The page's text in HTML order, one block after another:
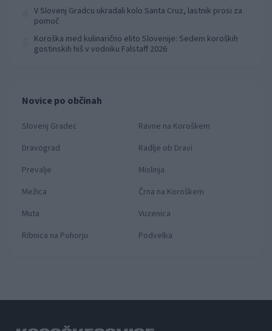
V Slovenj Gradcu ukradali kolo Santa Cruz, lastnik prosi za
pomoč
Koroška med kulinarično elito Slovenije: Sedem koroških
gostinskih hiš v vodniku Falstaff 2026
Novice po občinah
Slovenj Gradec
Ravne na Koroškem
Dravograd
Radlje ob Dravi
Prevalje
Mislinja
Mežica
Črna na Koroškem
Muta
Vuzenica
Ribnica na Pohorju
Podvelka